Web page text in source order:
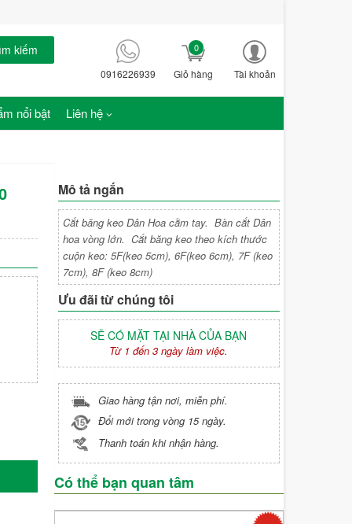
kiếm
0916226939 Giỏ hàng
0
Tài khoản
nổi bật Liên hệ
Mô tả ngắn
Cắt băng keo Dân Hoa cằm tay. Bàn cắt Dân
hoa vòng lớn. Cắt băng keo theo kích thước
cuộn keo: 5F(keo 5cm), 6F(keo 6cm), 7F (keo
7cm), 8F (keo 8cm)
Ưu đãi từ chúng tôi
SẼ CÓ MẶT TẠI NHÀ CỦA BẠN
Từ 1 đến 3 ngày làm việc.
Giao hàng tận nơi, miễn phí.
Đổi mới trong vòng 15 ngày.
Thanh toán khi nhận hàng.
Có thể bạn quan tâm